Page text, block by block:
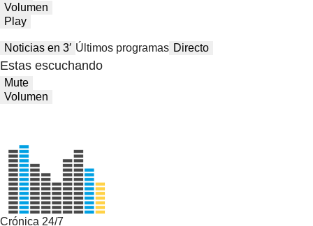
Volumen
Play
Noticias en 3′ Últimos programas Directo
Estas escuchando
Mute
Volumen
Crónica 24/7